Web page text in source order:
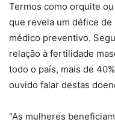
Termos como orquite
que revela um défice
médico preventivo.
relação à fertilidade
todo o país, mais de
ouvido falar destas
“As mulheres